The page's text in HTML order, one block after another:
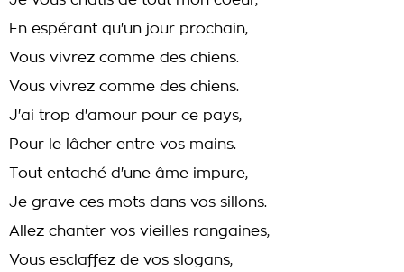
En espérant qu'un jour prochain,
Vous vivrez comme des chiens.
Vous vivrez comme des chiens.
J'ai trop d'amour pour ce pays,
Pour le lâcher entre vos mains.
Tout entaché d'une âme impure,
Je grave ces mots dans vos sillons.
Allez chanter vos vieilles rangaines,
Vous esclaffez de vos slogans,